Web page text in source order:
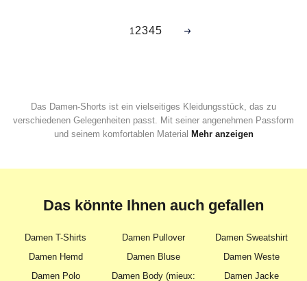
1 2345
Das Damen-Shorts ist ein vielseitiges Kleidungsstück, das zu
verschiedenen Gelegenheiten passt. Mit seiner angenehmen Passform
und seinem komfortablen Material Mehr anzeigen
Das könnte Ihnen auch gefallen
Damen T-Shirts Damen Pullover
Damen Sweatshirt
Damen Hemd
Damen Bluse
Damen Weste
Damen Polo
Damen Body (mieux: Damen Jacke